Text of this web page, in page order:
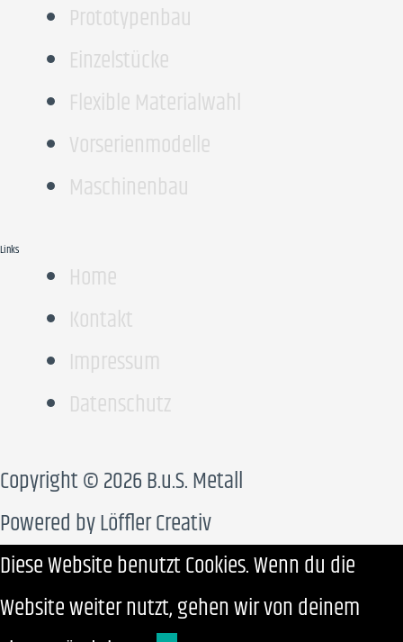
Prototypenbau
Einzelstücke
Flexible Materialwahl
Vorserienmodelle
Maschinenbau
Links
Home
Kontakt
Impressum
Datenschutz
Copyright © 2026 B.u.S. Metall
Powered by Löffler Creativ
Diese Website benutzt Cookies. Wenn du die
Website weiter nutzt, gehen wir von deinem